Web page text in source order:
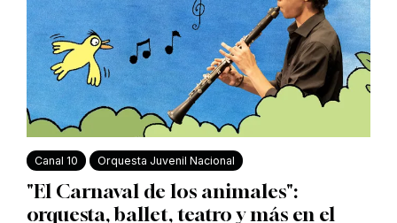
Canal 10 Orquesta Juvenil Nacional
"El Carnaval de los animales":
orquesta, ballet, teatro y más en el